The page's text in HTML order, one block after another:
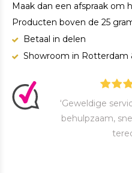
Maak dan een afspraak om
Producten boven de 25
Betaal in delen
Showroom in Rotterdam
‘Geweldige
behulpzaam,